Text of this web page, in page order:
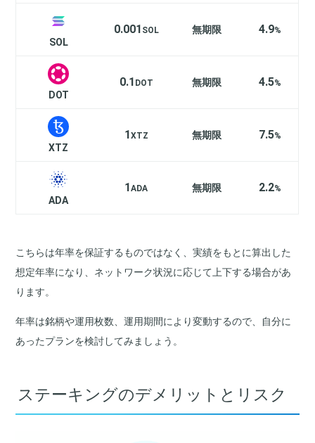
SOL
0.001 SOL 無期限 4.9%
DOT
0.1 DOT 無期限 4.5%
XTZ
1XTZ 無期限 7.5%
ADA
1ADA 無期限 2.2%
こちらは年率を保証するものではなく、実績をもとに算出した
想定年率になり、ネットワーク状況に応じて上下する場合があ
ります。
年率は銘柄や運用枚数、運用期間により変動するので、自分に
あったプランを検討してみましょう。
ステーキングのデメリットとリスク